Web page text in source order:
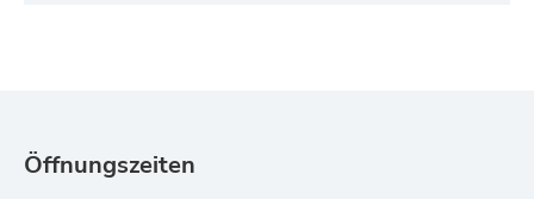
Öffnungszeiten